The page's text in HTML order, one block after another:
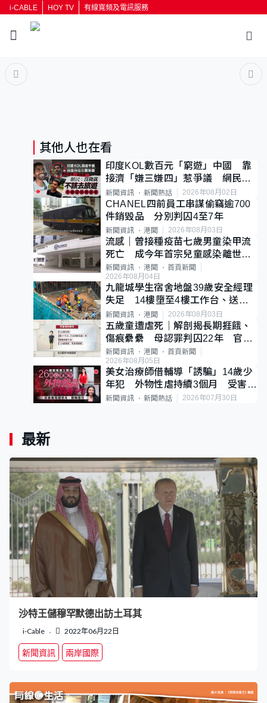
i-CABLE HOY TV 有線寬頻及電訊服務
其他人也在看
印度KOL數百元「窮遊」中國 靠
接濟「嫌三嫌四」惹爭議 網民：
不歡迎劣質旅客
新聞資訊 新聞熱話 2026年08月02日
CHANEL四前員工串謀偷竊逾700
件銷毀品 分別判囚4至7年
新聞資訊 港聞 2026年08月03日
流感｜曾接種疫苗七歲男童染甲流
死亡 成今年首宗兒童感染離世個
案
新聞資訊 港聞
首頁新聞
2026年08月04日
九龍城學生宿舍地盤39歲安全經理
失足 14樓墮至4樓工作台、送院
不治
新聞資訊 港聞 2026年08月03日
五歲童遭虐死｜解剖揭長期捱餓、
傷痕纍纍 母認罪判囚22年 官斥
冷血：同類案最惡劣
新聞資訊 港聞
首頁新聞
2026年08月05日
美女治療師借輔導「誘騙」14歲少
年犯 外物性虐持續3個月 受害者
母：要保護其他人
新聞資訊 新聞熱話 2026年07月30日
最新
沙特王儲穆罕默德出訪土耳其
i-Cable 2022年06月22日
新聞資訊 兩岸國際